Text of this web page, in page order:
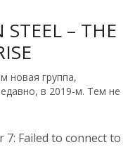
– THE
новая группа,
в 2019-м. Тем не
7: Failed to connect to